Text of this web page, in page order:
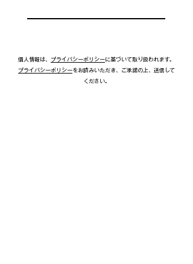
個人情報は、 プライバシーポリシーに基づいて取り扱われます。
プライバシーポリシーをお読みいただき、ご承諾の上、送信して
ください。